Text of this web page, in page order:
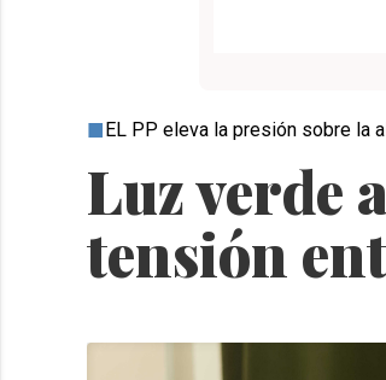
Luz verde
tensión
EL PP eleva la presión sobre la